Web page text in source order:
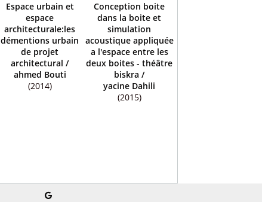
Espace urbain et
espace
architecturale:les
démentions urbain
de projet
architectural /
ahmed Bouti
(2014)
Conception boite
dans la boite et
simulation
acoustique appliquée
a l'espace entre les
deux boites - théâtre
biskra /
yacine Dahili
(2015)